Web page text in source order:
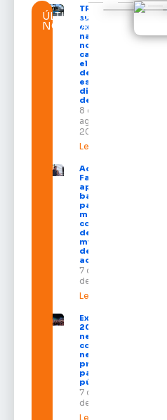
ÚLTIMAS
NOTÍCIAS
TRE-AP
suspende
expediente
na sede e
nos
cartórios
eleitorais
de todo o
estado nos
dias 10 e 11
de agosto
8 de
agosto de
2026
Leia mais »
Acácio
Favacho
apresenta
balanço
parcial do
mandato
com mais
de R$ 668
milhões
destinados
ao Amapá
7 de agosto
de 2026
Leia mais »
Expofeira
2026 começa
neste sábado
com shows,
negócios e
programação
para todos os
públicos
7 de agosto
de 2026
Leia mais »